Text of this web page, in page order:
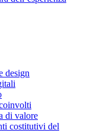
design
di valore
costitutivi del